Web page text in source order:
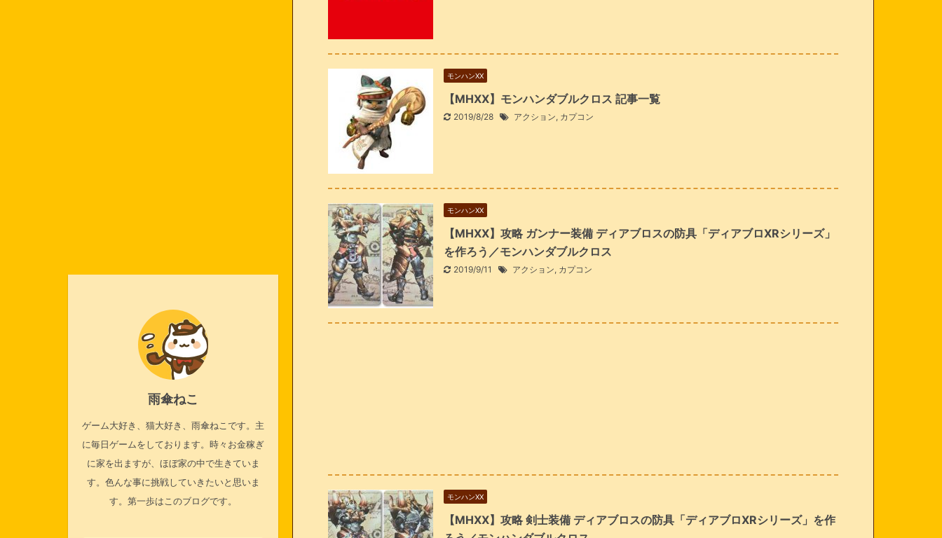
モンハンXX
【MHXX】モンハンダブルクロス 記事一覧
2019/8/28 アクション, カプコン
モンハンXX
【MHXX】攻略 ガンナー装備 ディアブロスの防具「ディアブロXRシリーズ」
を作ろう／モンハンダブルクロス
2019/9/11 アクション, カプコン
モンハンXX
【MHXX】攻略 剣士装備 ディアブロスの防具「ディアブロXRシリーズ」を作
雨傘ねこ
ゲーム大好き、猫大好き、雨傘ねこです。主
に毎日ゲームをしております。時々お金稼ぎ
に家を出ますが、ほぼ家の中で生きていま
す。色んな事に挑戦していきたいと思いま
す。第一歩はこのブログです。